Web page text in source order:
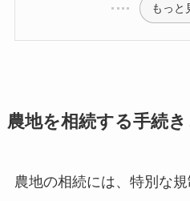
もっと
農地を相続する手続
農地の相続には、特別な規